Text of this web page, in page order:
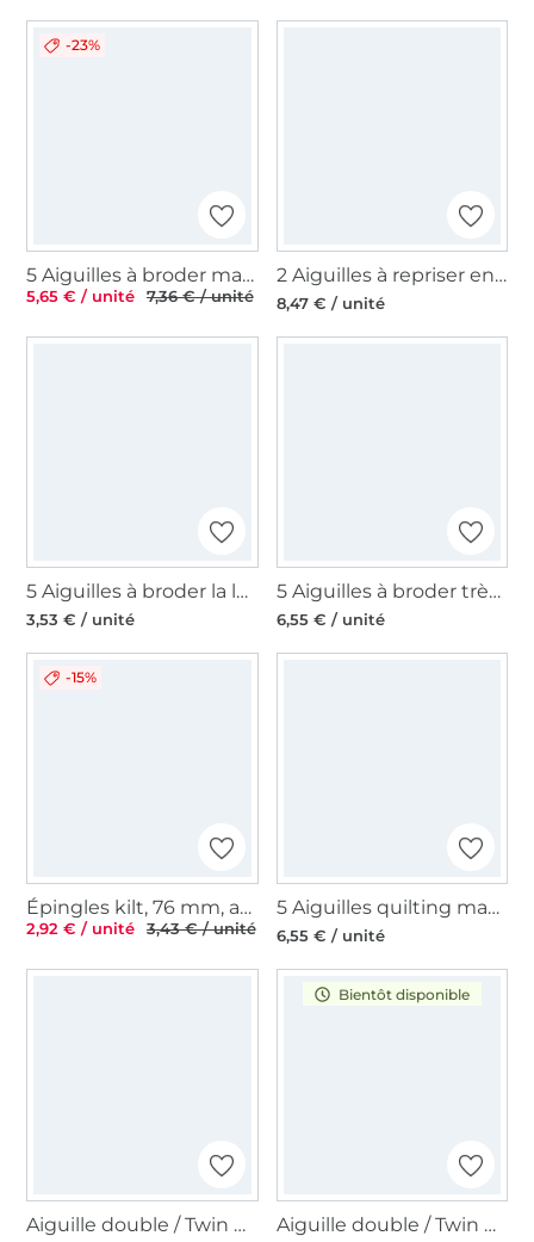
-23%
5 Aiguilles à broder machine à coudre Prym, 130/705 H-ET, 75-90
5,65 € / unité 7,36 € / unité
2 Aiguilles à repriser enfilage facile Clover
8,47 € / unité
5 Aiguilles à broder la laine Madeira, 110
3,53 € / unité
5 Aiguilles à broder très fines machine à coudre Prym 130N/MET
6,55 € / unité
-15%
Épingles kilt, 76 mm, argent
2,92 € / unité 3,43 € / unité
5 Aiguilles quilting machine à coudre Prym 130/705, 75-90
6,55 € / unité
Aiguille double / Twin Needle 130/705, 80/2,5 mm
Bientôt disponible
Aiguille double / Twin Needle 130/705, 100/6,0 mm